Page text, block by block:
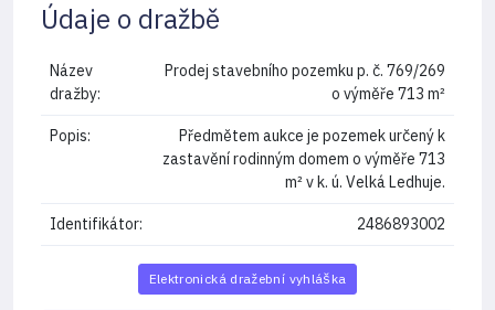
Údaje o dražbě
Název
dražby:
Prodej stavebního pozemku p. č. 769/269
o výměře 713 m²
Popis:
Předmětem aukce je pozemek určený k
zastavění rodinným domem o výměře 713
m² v k. ú. Velká Ledhuje.
Identifikátor: 2486893002
Elektronická dražební vyhláška